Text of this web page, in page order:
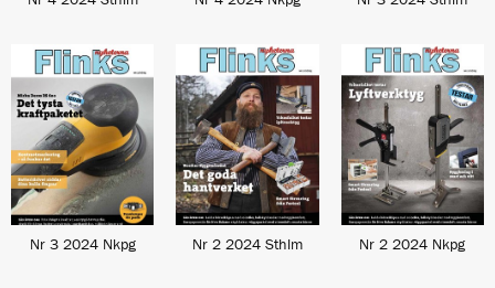
Nr 3 2024 Nkpg Nr 2 2024 Sthlm Nr 2 2024 Nkpg